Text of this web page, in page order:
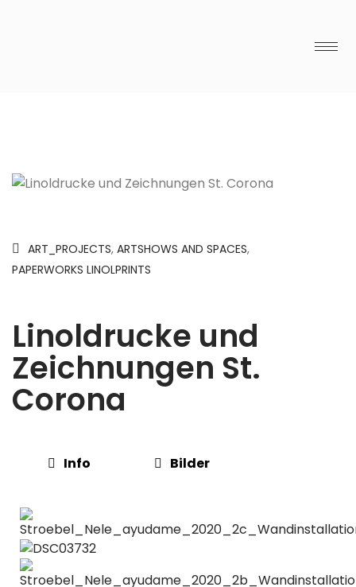
ART_PROJECTS, ARTSHOWS AND SPACES,
PAPERWORKS LINOLPRINTS
Linoldrucke und
Zeichnungen St.
Corona
Info Bilder